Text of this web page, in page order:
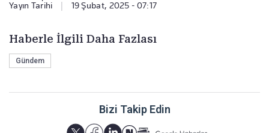
Yayın Tarihi 19 Şubat, 2025 - 07:17
Haberle İlgili Daha Fazlası
Gündem
Bizi Takip Edin